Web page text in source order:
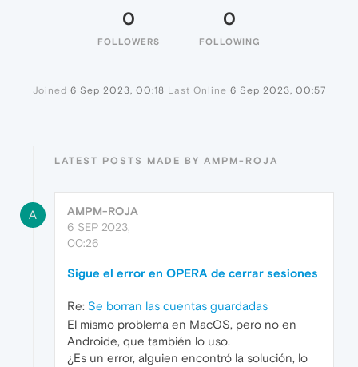
0
FOLLOWERS
0
FOLLOWING
Joined 6 Sep 2023, 00:18 Last Online 6 Sep 2023, 00:57
LATEST POSTS MADE BY AMPM-ROJA
A
AMPM-ROJA
6 SEP 2023,
00:26
Sigue el error en OPERA de cerrar sesiones
Re: Se borran las cuentas guardadas
El mismo problema en MacOS, pero no en
Androide, que también lo uso.
¿Es un error, alguien encontró la solución, lo